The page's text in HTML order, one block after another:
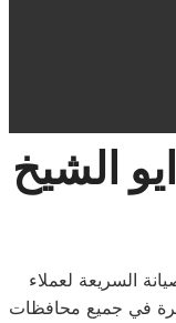
الشيخ
السريعة لعملاء
في جميع محافظات